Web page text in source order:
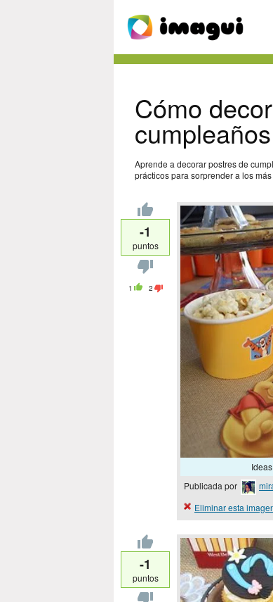
Cómo
Aprende a decorar postres de
prácticos para sorprender a los
-1
puntos
1 2
Publicada por
Eliminar esta
-1
puntos